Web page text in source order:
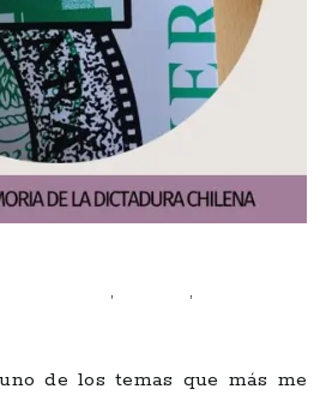
, ,
de los temas que más me